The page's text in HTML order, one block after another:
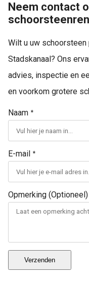
Neem contact
Wilt u uw
Stadskanaal? Ons
advies, inspectie en
en voorkom grotere
Naam *
E-mail *
Opmerking (Optioneel)
Verzenden